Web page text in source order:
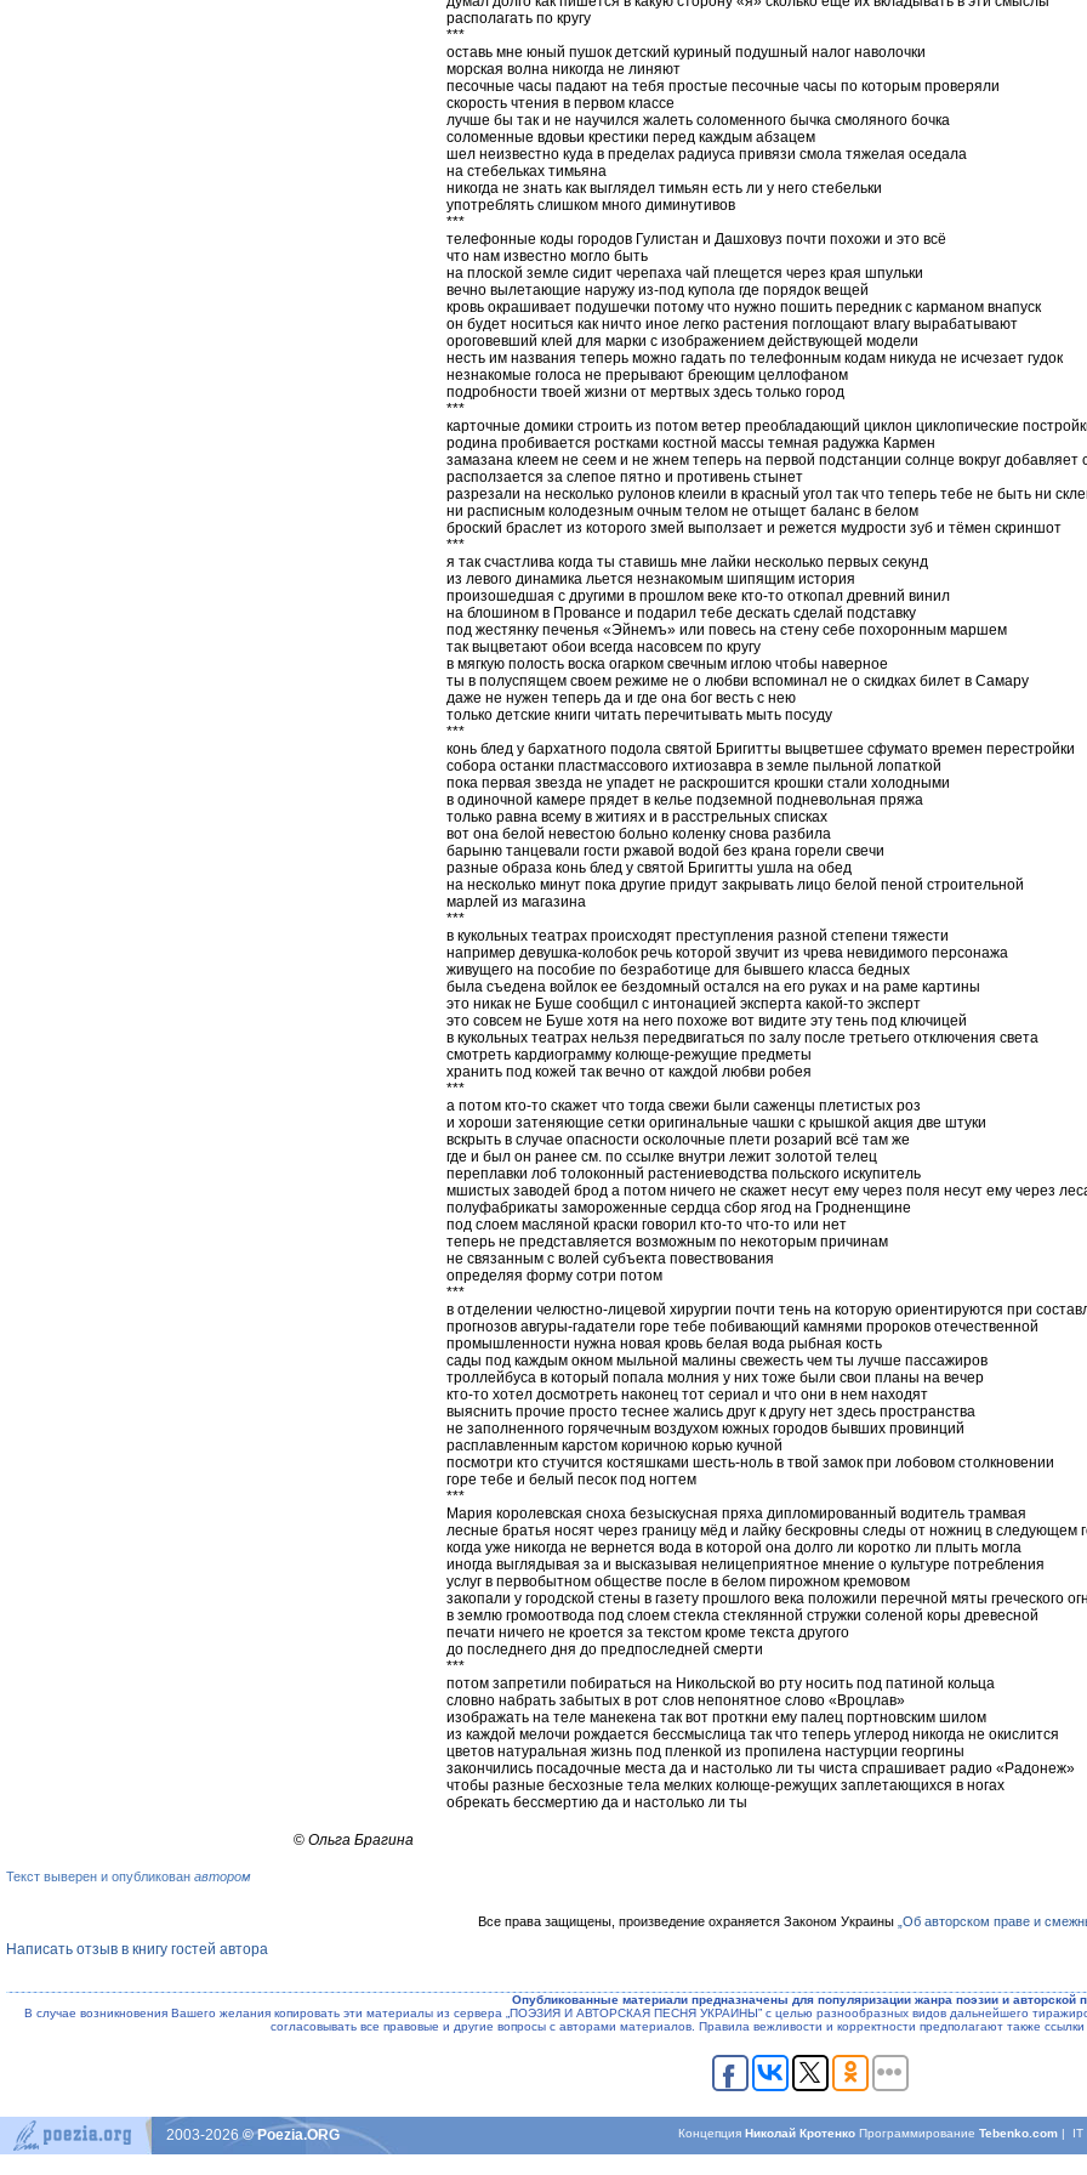
располагать по кругу
***
оставь мне юный пушок детский куриный подушный налог наволочки
морская волна никогда не линяют
песочные часы падают на тебя простые песочные часы по которым проверяли
скорость чтения в первом классе
лучше бы так и не научился жалеть соломенного бычка смоляного бочка
соломенные вдовьи крестики перед каждым абзацем
шел неизвестно куда в пределах радиуса привязи смола тяжелая оседала
на стебельках тимьяна
никогда не знать как выглядел тимьян есть ли у него стебельки
употреблять слишком много диминутивов
***
телефонные коды городов Гулистан и Дашховуз почти похожи и это всё
что нам известно могло быть
на плоской земле сидит черепаха чай плещется через края шпульки
вечно вылетающие наружу из-под купола где порядок вещей
кровь окрашивает подушечки потому что нужно пошить передник с карманом внапуск
он будет носиться как ничто иное легко растения поглощают влагу вырабатывают
ороговевший клей для марки с изображением действующей модели
несть им названия теперь можно гадать по телефонным кодам никуда не исчезает гудок
незнакомые голоса не прерывают бреющим целлофаном
подробности твоей жизни от мертвых здесь только город
***
карточные домики строить из потом ветер преобладающий циклон циклопические
родина пробивается ростками костной массы темная радужка Кармен
замазана клеем не сеем и не жнем теперь на первой подстанции солнце вокруг добавляет
расползается за слепое пятно и противень стынет
разрезали на несколько рулонов клеили в красный угол так что теперь тебе не быть ни
ни расписным колодезным очным телом не отыщет баланс в белом
броский браслет из которого змей выползает и режется мудрости зуб и тёмен скриншот
***
я так счастлива когда ты ставишь мне лайки несколько первых секунд
из левого динамика льется незнакомым шипящим история
произошедшая с другими в прошлом веке кто-то откопал древний винил
на блошином в Провансе и подарил тебе дескать сделай подставку
под жестянку печенья «Эйнемъ» или повесь на стену себе похоронным маршем
так выцветают обои всегда насовсем по кругу
в мягкую полость воска огарком свечным иглою чтобы наверное
ты в полуспящем своем режиме не о любви вспоминал не о скидках билет в Самару
даже не нужен теперь да и где она бог весть с нею
только детские книги читать перечитывать мыть посуду
***
конь блед у бархатного подола святой Бригитты выцветшее сфумато времен перестройки
собора останки пластмассового ихтиозавра в земле пыльной лопаткой
пока первая звезда не упадет не раскрошится крошки стали холодными
в одиночной камере прядет в келье подземной подневольная пряжа
только равна всему в житиях и в расстрельных списках
вот она белой невестою больно коленку снова разбила
барыню танцевали гости ржавой водой без крана горели свечи
разные образа конь блед у святой Бригитты ушла на обед
на несколько минут пока другие придут закрывать лицо белой пеной строительной
марлей из магазина
***
в кукольных театрах происходят преступления разной степени тяжести
например девушка-колобок речь которой звучит из чрева невидимого персонажа
живущего на пособие по безработице для бывшего класса бедных
была съедена войлок ее бездомный остался на его руках и на раме картины
это никак не Буше сообщил с интонацией эксперта какой-то эксперт
это совсем не Буше хотя на него похоже вот видите эту тень под ключицей
в кукольных театрах нельзя передвигаться по залу после третьего отключения света
смотреть кардиограмму колюще-режущие предметы
хранить под кожей так вечно от каждой любви робея
***
а потом кто-то скажет что тогда свежи были саженцы плетистых роз
и хороши затеняющие сетки оригинальные чашки с крышкой акция две штуки
вскрыть в случае опасности осколочные плети розарий всё там же
где и был он ранее см. по ссылке внутри лежит золотой телец
переплавки лоб толоконный растениеводства польского искупитель
мшистых заводей брод а потом ничего не скажет несут ему через поля несут ему через
полуфабрикаты замороженные сердца сбор ягод на Гродненщине
под слоем масляной краски говорил кто-то что-то или нет
теперь не представляется возможным по некоторым причинам
не связанным с волей субъекта повествования
определяя форму сотри потом
***
в отделении челюстно-лицевой хирургии почти тень на которую ориентируются при
прогнозов авгуры-гадатели горе тебе побивающий камнями пророков отечественной
промышленности нужна новая кровь белая вода рыбная кость
сады под каждым окном мыльной малины свежесть чем ты лучше пассажиров
троллейбуса в который попала молния у них тоже были свои планы на вечер
кто-то хотел досмотреть наконец тот сериал и что они в нем находят
выяснить прочие просто теснее жались друг к другу нет здесь пространства
не заполненного горячечным воздухом южных городов бывших провинций
расплавленным карстом коричною корью кучной
посмотри кто стучится костяшками шесть-ноль в твой замок при лобовом столкновении
горе тебе и белый песок под ногтем
***
Мария королевская сноха безыскусная пряха дипломированный водитель трамвая
лесные братья носят через границу мёд и лайку бескровны следы от ножниц в следующем
когда уже никогда не вернется вода в которой она долго ли коротко ли плыть могла
иногда выглядывая за и высказывая нелицеприятное мнение о культуре потребления
услуг в первобытном обществе после в белом пирожном кремовом
закопали у городской стены в газету прошлого века положили перечной мяты греческого
в землю громоотвода под слоем стекла стеклянной стружки соленой коры древесной
печати ничего не кроется за текстом кроме текста другого
до последнего дня до предпоследней смерти
***
потом запретили побираться на Никольской во рту носить под патиной кольца
словно набрать забытых в рот слов непонятное слово «Вроцлав»
изображать на теле манекена так вот проткни ему палец портновским шилом
из каждой мелочи рождается бессмыслица так что теперь углерод никогда не окислится
цветов натуральная жизнь под пленкой из пропилена настурции георгины
закончились посадочные места да и настолько ли ты чиста спрашивает радио «Радонеж»
чтобы разные бесхозные тела мелких колюще-режущих заплетающихся в ногах
обрекать бессмертию да и настолько ли ты
© Ольга Брагина
Текст выверен и опубликован автором
Все права защищены, произведение охраняется Законом Украины „Об авторском праве и
Написать отзыв в книгу гостей автора
Опубликованные материали предназначены для популяризации жанра поэзии и авторской
В случае возникновения Вашего желания копировать эти материалы из сервера „ПОЭЗИЯ И АВТОРСКАЯ ПЕСНЯ УКРАИНЫ” с целью разнообразных видов дальнейшего
согласовывать все правовые и другие вопросы с авторами материалов. Правила вежливости и корректности предполагают также
КонцепцияНиколай Кротенко ПрограммированиеTebenko.com | IT
2003-2026© Poezia.ORG